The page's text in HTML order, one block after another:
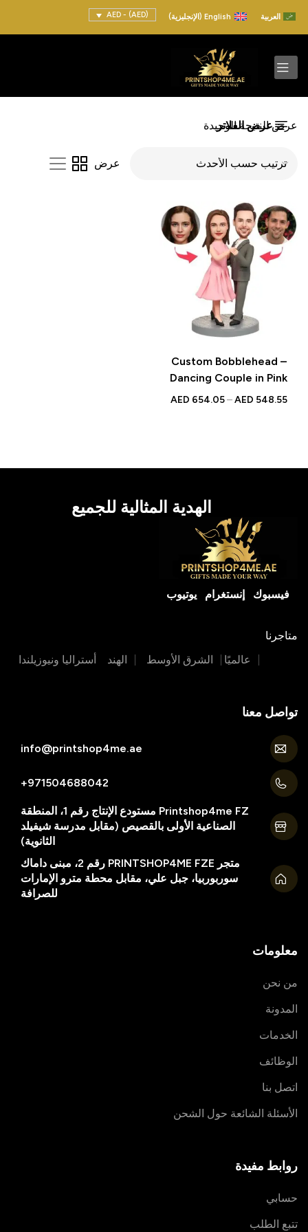
العربية English
(الإنجليزية)
(AED) - AED
عرض الفلاتر
عرض النتيجة الوحيدة
عرض
Custom Bobblehead –
Dancing Couple in Pink
Dresses and Black Suits |
AED 548.55
–
AED 654.05
الهدية المثالية للجميع
فيسبوك إنستغرام يوتيوب
متاجرنا
عالميًا
الشرق الأوسط الهند أستراليا ونيوزيلندا
تواصل معنا
info@printshop4me.ae
971504688042+
Printshop4me FZ مستودع الإنتاج رقم 1، المنطقة
الصناعية الأولى بالقصيص (مقابل مدرسة شيفيلد
الثانوية)
متجر PRINTSHOP4ME FZE رقم 2، مبنى داماك
سوربوربيا، جبل علي، مقابل محطة مترو الإمارات
للصرافة
معلومات
من نحن
المدونة
الخدمات
الوظائف
اتصل بنا
الأسئلة الشائعة حول الشحن
روابط مفيدة
حسابي
تتبع الطلب